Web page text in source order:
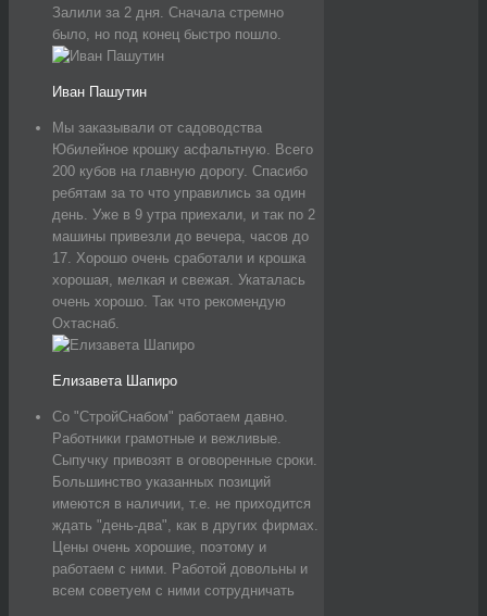
Залили за 2 дня. Сначала стремно
было, но под конец быстро пошло.
Иван Пашутин
Мы заказывали от садоводства
Юбилейное крошку асфальтную. Всего
200 кубов на главную дорогу. Спасибо
ребятам за то что управились за один
день. Уже в 9 утра приехали, и так по 2
машины привезли до вечера, часов до
17. Хорошо очень сработали и крошка
хорошая, мелкая и свежая. Укаталась
очень хорошо. Так что рекомендую
Охтаснаб.
Елизавета Шапиро
Со "СтройСнабом" работаем давно.
Работники грамотные и вежливые.
Сыпучку привозят в оговоренные сроки.
Большинство указанных позиций
имеются в наличии, т.е. не приходится
ждать "день-два", как в других фирмах.
Цены очень хорошие, поэтому и
работаем с ними. Работой довольны и
всем советуем с ними сотрудничать